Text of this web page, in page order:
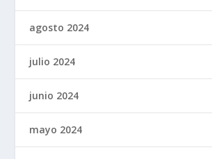
agosto 2024
julio 2024
junio 2024
mayo 2024